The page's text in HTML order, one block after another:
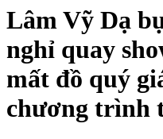
Lâm Vỹ Dạ
nghỉ quay
mất đồ quý
chương trình